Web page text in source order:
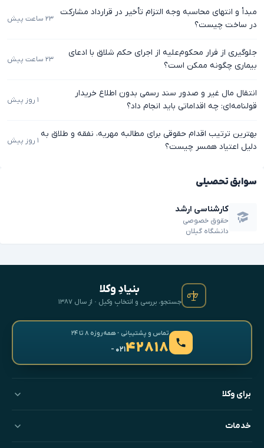
مبدأ و انتهای محاسبه وجه التزام تأخیر در قرارداد مشارکت
در ساخت چیست؟
۲۳ ساعت پیش
جلوگیری از فرار محکوم‌علیه از اجرای حکم شلاق با ادعای
بیماری چگونه ممکن است؟
۲۳ ساعت پیش
انتقال مال غیر و صدور سند رسمی بدون اطلاع خریدار
قولنامه‌ای: چه اقداماتی باید انجام داد؟
۱ روز پیش
بهترین ترتیب اقدام حقوقی برای مطالبه مهریه، نفقه و طلاق به
دلیل اعتیاد همسر چیست؟
۱ روز پیش
سوابق تحصیلی
کارشناسی ارشد
حقوق خصوصی
دانشگاه گیلان
بنیادِ وکلا
جستجو، بررسی و انتخابِ وکیل · از سال ۱۳۸۷
تماس و پشتیبانی · همه‌روزه ۸ تا ۲۴
۴۲۸۱۸- ۰۲۱
برای وکلا
خدمات